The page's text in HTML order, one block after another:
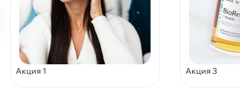
Акция 1 Акция 3